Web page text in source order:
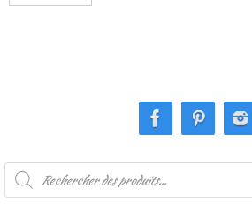
Recherche
produits